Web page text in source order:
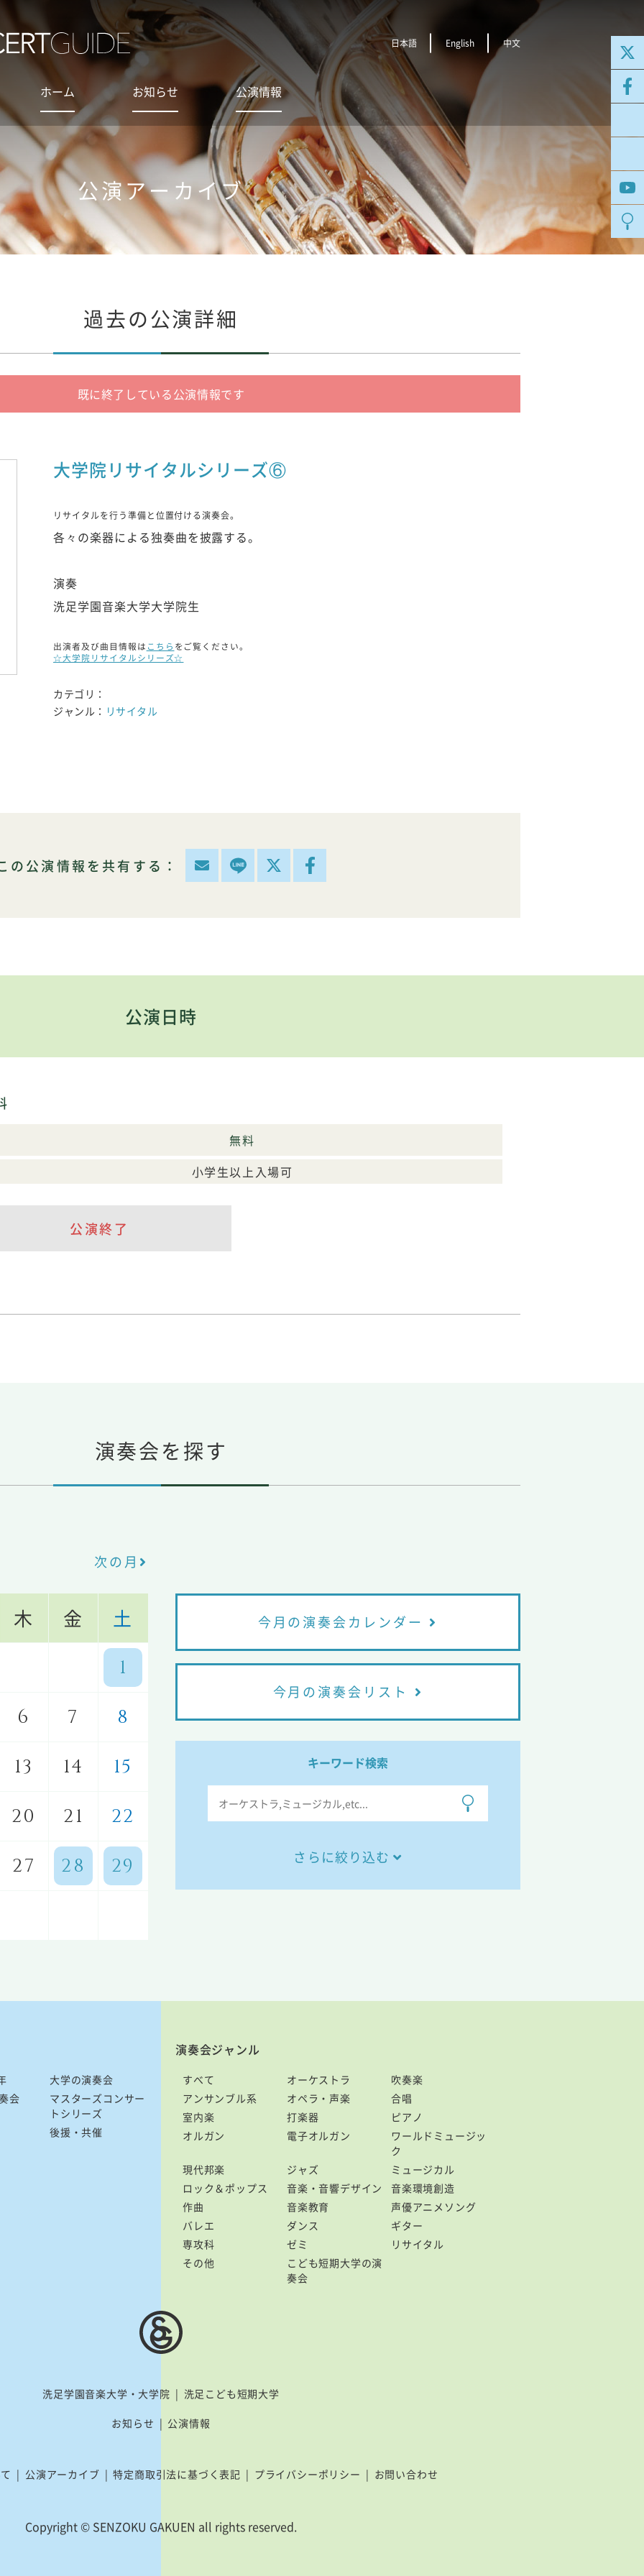
日本語 English 中文
ホーム お知らせ 公演情報
公演アーカイブ
過去の公演詳細
既に終了している公演情報です
大学院リサイタルシリーズ⑥
リサイタルを行う準備と位置付ける演奏会。
各々の楽器による独奏曲を披露する。
演奏
洗足学園音楽大学大学院生
出演者及び曲目情報は こちら をご覧ください。
☆大学院リサイタルシリーズ☆
カテゴリ：
ジャンル： リサイタル
の公演情報を共有する：
公演日時
無料
小学生以上入場可
公演終了
演奏会を探す
次の月
木 金 土
1
6 7
8
13 14
15
20 21
22
27 28
29
今月の演奏会カレンダー
今月の演奏会リスト
キーワード検索
さらに絞り込む
大学の演奏会
会
マスターズコンサー
トシリーズ
後援・共催
演奏会ジャンル
すべて オーケストラ
吹奏楽
アンサンブル系
オペラ・声楽
合唱
室内楽
打楽器
ピアノ
オルガン
電子オルガン
ワールドミュージッ
ク
現代邦楽
ジャズ
ミュージカル
ロック＆ポップス
音楽・音響デザイン
音楽環境創造
作曲
音楽教育
声優アニメソング
バレエ
ダンス
ギター
専攻科
ゼミ
リサイタル
その他
こども短期大学の演
奏会
洗足学園音楽大学・大学院 洗足こども短期大学
お知らせ 公演情報
公演アーカイブ 特定商取引法に基づく表記 プライバシーポリシー お問い合わせ
Copyright © SENZOKU GAKUEN all rights reserved.